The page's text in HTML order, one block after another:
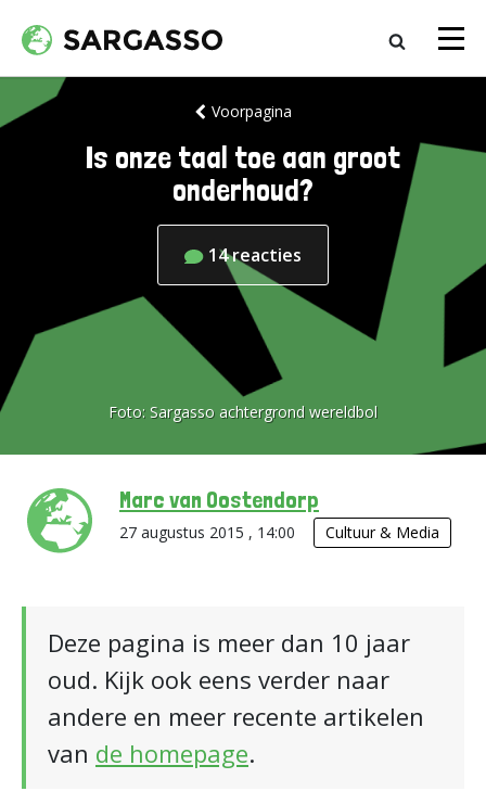
Voorpagina
Is onze taal toe aan groot
onderhoud?
14reacties
Foto: Sargasso achtergrond wereldbol
Marc van Oostendorp
27 augustus 2015 , 14:00 Cultuur & Media
Deze pagina is meer dan 10 jaar
oud. Kijk ook eens verder naar
andere en meer recente artikelen
van de homepage.